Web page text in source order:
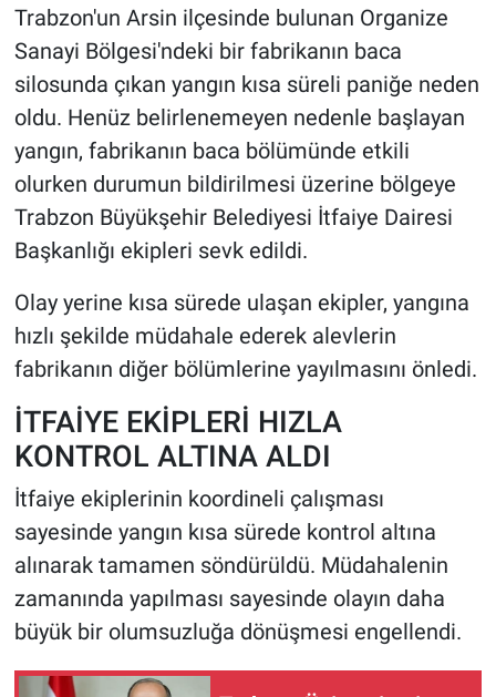
Trabzon'un Arsin ilçesinde bulunan Organize
Sanayi Bölgesi'ndeki bir fabrikanın baca
silosunda çıkan yangın kısa süreli paniğe neden
oldu. Henüz belirlenemeyen nedenle başlayan
yangın, fabrikanın baca bölümünde etkili
olurken durumun bildirilmesi üzerine bölgeye
Trabzon Büyükşehir Belediyesi İtfaiye Dairesi
Başkanlığı ekipleri sevk edildi.
Olay yerine kısa sürede ulaşan ekipler, yangına
hızlı şekilde müdahale ederek alevlerin
fabrikanın diğer bölümlerine yayılmasını önledi.
İTFAİYE EKİPLERİ HIZLA
KONTROL ALTINA ALDI
İtfaiye ekiplerinin koordineli çalışması
sayesinde yangın kısa sürede kontrol altına
alınarak tamamen söndürüldü. Müdahalenin
zamanında yapılması sayesinde olayın daha
büyük bir olumsuzluğa dönüşmesi engellendi.
POLİTİKA
SPOR
MAGAZİN
Bilim, Teknoloji